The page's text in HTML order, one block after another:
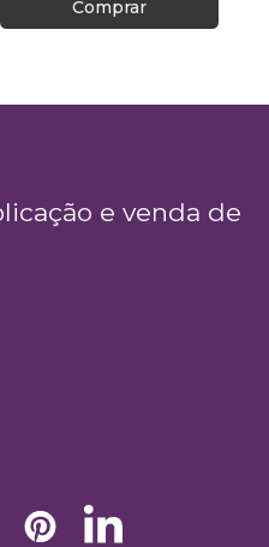
Comprar
e venda de